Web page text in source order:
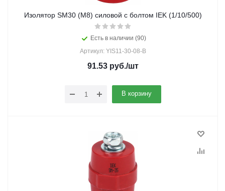
Изолятор SM30 (М8) силовой с болтом IEK (1/10/500)
Есть в наличии (90)
Артикул: YIS11-30-08-B
91.53 руб./шт
В корзину